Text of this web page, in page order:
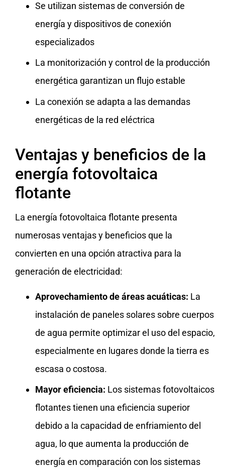
Se utilizan sistemas de conversión de
energía y dispositivos de conexión
especializados
La monitorización y control de la producción
energética garantizan un flujo estable
La conexión se adapta a las demandas
energéticas de la red eléctrica
Ventajas y beneficios de la
energía fotovoltaica
flotante
La energía fotovoltaica flotante presenta
numerosas ventajas y beneficios que la
convierten en una opción atractiva para la
generación de electricidad:
Aprovechamiento de áreas acuáticas: La
instalación de paneles solares sobre cuerpos
de agua permite optimizar el uso del espacio,
especialmente en lugares donde la tierra es
escasa o costosa.
Mayor eficiencia: Los sistemas fotovoltaicos
flotantes tienen una eficiencia superior
debido a la capacidad de enfriamiento del
agua, lo que aumenta la producción de
energía en comparación con los sistemas